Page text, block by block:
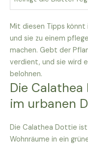
Mit diesen Tipps
und sie zu einem
machen. Gebt der
verdient, und sie wird
belohnen.
Die
im urbanen
Die Calathea Dottie
Wohnräume in ein